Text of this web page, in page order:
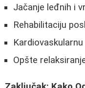
Jačanje leđnih i
Rehabilitaciju
Opšte